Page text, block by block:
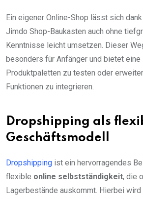
Ein eigener Online-Shop lässt sich dank
Jimdo Shop-Baukasten auch ohne
Kenntnisse leicht umsetzen. Dieser
besonders für Anfänger und bietet
Produktpaletten zu testen oder
Funktionen zu integrieren.
Dropshipping als
Geschäftsmodell
Dropshipping ist ein hervorragendes
flexible online selbstständigkeit, die
Lagerbestände auskommt. Hierbei